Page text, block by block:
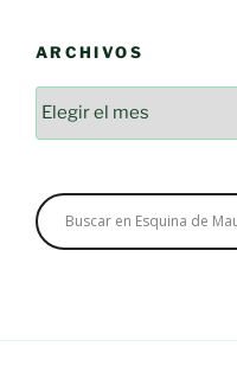
ARCHIVOS